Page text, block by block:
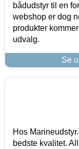
bådudstyr til en
webshop er dog
produkter
udvalg.
Se
Hos
bedste kvalitet.